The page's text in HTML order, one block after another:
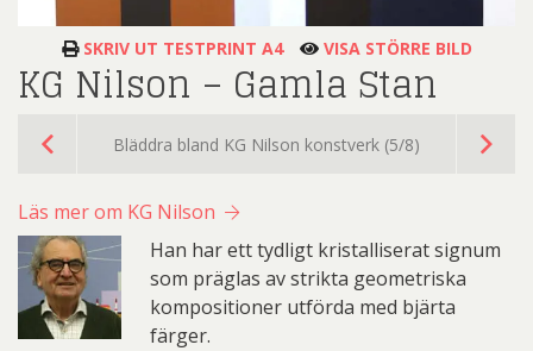
SKRIV UT TESTPRINT A4 VISA STÖRRE BILD
KG Nilson – Gamla Stan
Bläddra bland KG Nilson konstverk (5/8)
Läs mer om KG Nilson
Han har ett tydligt kristalliserat signum
som präglas av strikta geometriska
kompositioner utförda med bjärta
färger.